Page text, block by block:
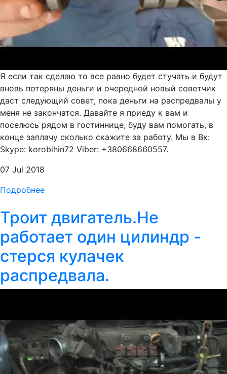
Я если так сделаю то все равно будет стучать и будут
вновь потеряны деньги и очередной новый советчик
даст следующий совет, пока деньги на распредвалы у
меня не закончатся. Давайте я приеду к вам и
поселюсь рядом в гостиннице, буду вам помогать, в
конце заплачу сколько скажите за работу. Мы в Вк:
Skype: korobihin72 Viber: +380668660557.
07 Jul 2018
Подробнее
Троит двигатель.Не
работает один цилиндр -
стерся кулачек
распредвала.